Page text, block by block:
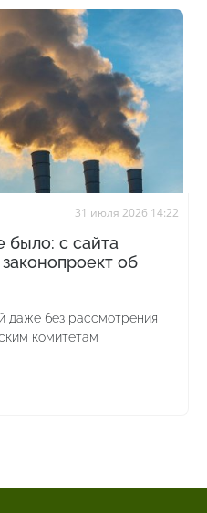
31 июля 2026 14:22
было: с сайта
об
даже без рассмотрения
комитетам